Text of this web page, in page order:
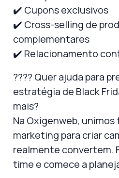
✔️ Cupons exclusivos
✔️ Cross-selling de
complementares
✔️ Relacionamento
???? Quer ajuda para
estratégia de Black
mais?
Na Oxigenweb, unimos
marketing para criar
realmente convertem.
time e comece a